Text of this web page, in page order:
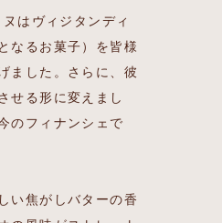
はヴィジタンディ
なるお菓子）を皆様
ました。さらに、彼
せる形に変えまし
のフィナンシェで
い焦がしバターの香